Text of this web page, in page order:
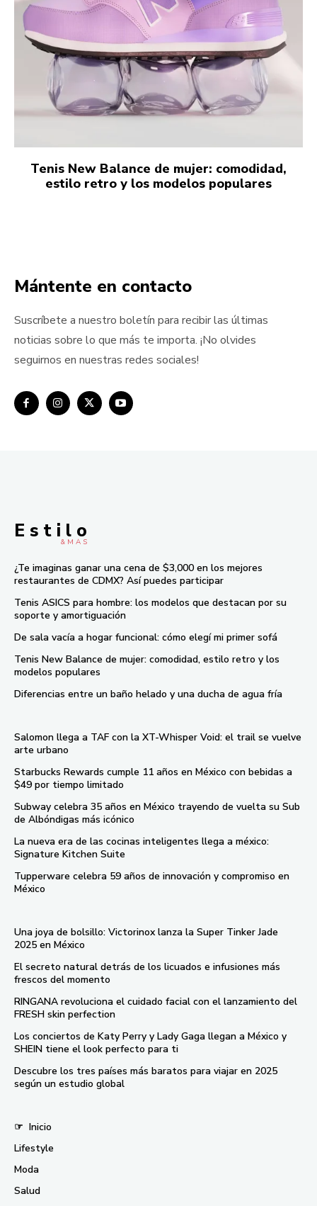
Tenis New Balance de mujer: comodidad,
estilo retro y los modelos populares
Mántente en contacto
Suscríbete a nuestro boletín para recibir las últimas
noticias sobre lo que más te importa. ¡No olvides
seguirnos en nuestras redes sociales!
E s t i l o
& M À S
¿Te imaginas ganar una cena de $3,000 en los mejores
restaurantes de CDMX? Así puedes participar
Tenis ASICS para hombre: los modelos que destacan por su
soporte y amortiguación
De sala vacía a hogar funcional: cómo elegí mi primer sofá
Tenis New Balance de mujer: comodidad, estilo retro y los
modelos populares
Diferencias entre un baño helado y una ducha de agua fría
Salomon llega a TAF con la XT-Whisper Void: el trail se vuelve
arte urbano
Starbucks Rewards cumple 11 años en México con bebidas a
$49 por tiempo limitado
Subway celebra 35 años en México trayendo de vuelta su Sub
de Albóndigas más icónico
La nueva era de las cocinas inteligentes llega a méxico:
Signature Kitchen Suite
Tupperware celebra 59 años de innovación y compromiso en
México
Una joya de bolsillo: Victorinox lanza la Super Tinker Jade
2025 en México
El secreto natural detrás de los licuados e infusiones más
frescos del momento
RINGANA revoluciona el cuidado facial con el lanzamiento del
FRESH skin perfection
Los conciertos de Katy Perry y Lady Gaga llegan a México y
SHEIN tiene el look perfecto para ti
Descubre los tres países más baratos para viajar en 2025
según un estudio global
☞ Inicio
Lifestyle
Moda
Salud